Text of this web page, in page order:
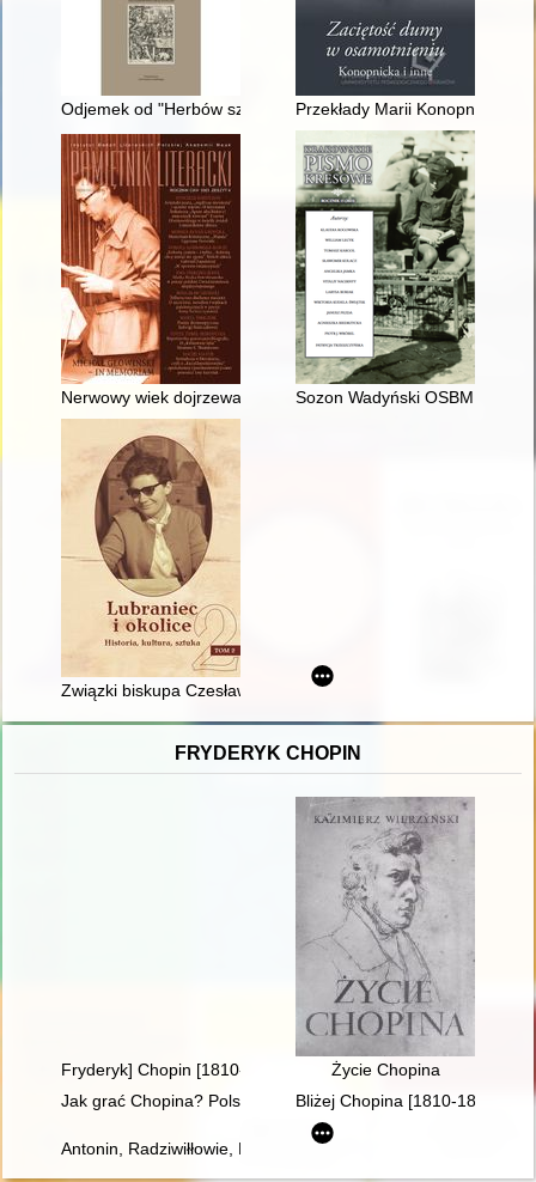
Odjemek od "Herbów szlacheckich"" Wacława Potockiego :
Przekłady Marii Konopnickiej
Nerwowy wiek dojrzewania Sozon Wadyński OSBM
Związki biskupa Czesława Lewandowskiego z gminą
FRYDERYK CHOPIN
Fryderyk] Chopin [1810-1849]. Człowiek, dzieło, rezonans
Życie Chopina
Jak grać Chopina? Polska krytyka muzyczna o
Bliżej Chopina [1810-1849]
Antonin, Radziwiłłowie, Fryderyk Chopin [1810-1849]